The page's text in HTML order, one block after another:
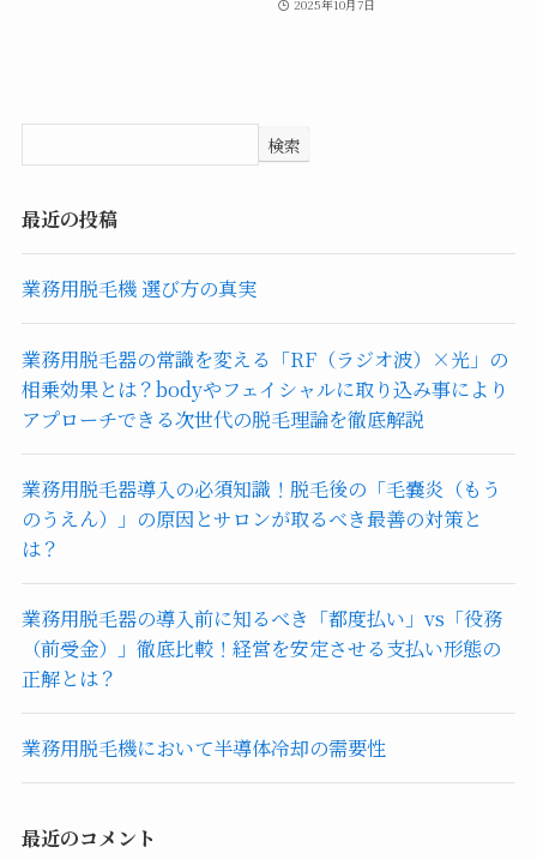
2025年10月7日
検索
最近の投稿
業務用脱毛機 選び方の真実
業務用脱毛器の常識を変える「RF（ラジオ波）×光」の
相乗効果とは？bodyやフェイシャルに取り込み事により
アプローチできる次世代の脱毛理論を徹底解説
業務用脱毛器導入の必須知識！脱毛後の「毛嚢炎（もう
のうえん）」の原因とサロンが取るべき最善の対策と
は？
業務用脱毛器の導入前に知るべき「都度払い」vs「役務
（前受金）」徹底比較！経営を安定させる支払い形態の
正解とは？
業務用脱毛機において半導体冷却の需要性
最近のコメント